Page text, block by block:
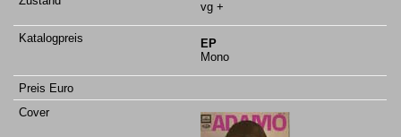
vg +
EP
Mono